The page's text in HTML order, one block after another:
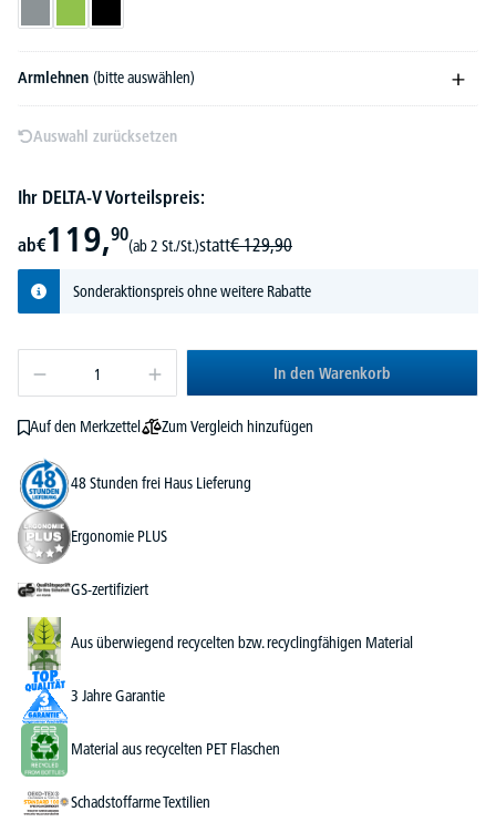
Armlehnen (bitte auswählen)
Auswahl zurücksetzen
Ihr DELTA-V Vorteilspreis:
ab€119,90
(ab 2 St./St.)statt€ 129,90
Sonderaktionspreis ohne weitere Rabatte
In den Warenkorb
Auf den Merkzettel Zum Vergleich hinzufügen
48 Stunden frei Haus Lieferung
Ergonomie PLUS
GS-zertifiziert
Aus überwiegend recycelten bzw. recyclingfähigen Material
3 Jahre Garantie
Material aus recycelten PET Flaschen
Schadstoffarme Textilien